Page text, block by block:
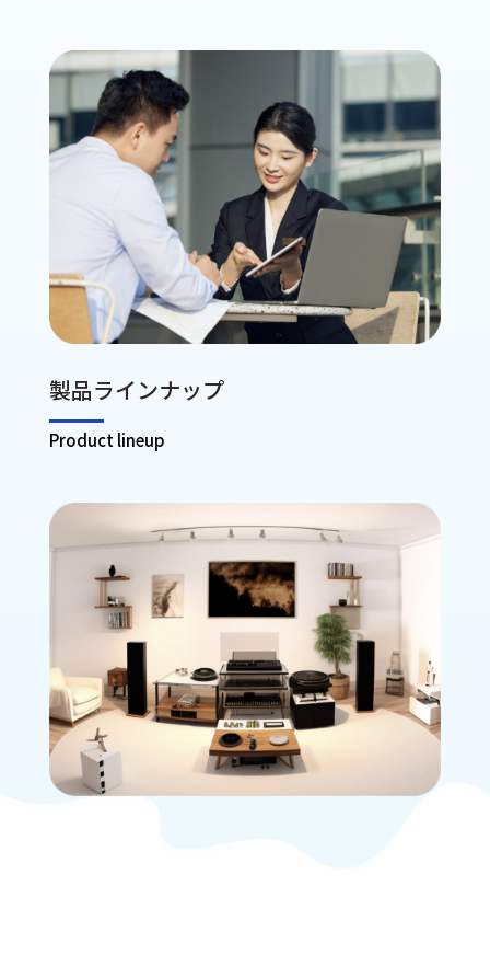
製品ラインナップ
Product lineup